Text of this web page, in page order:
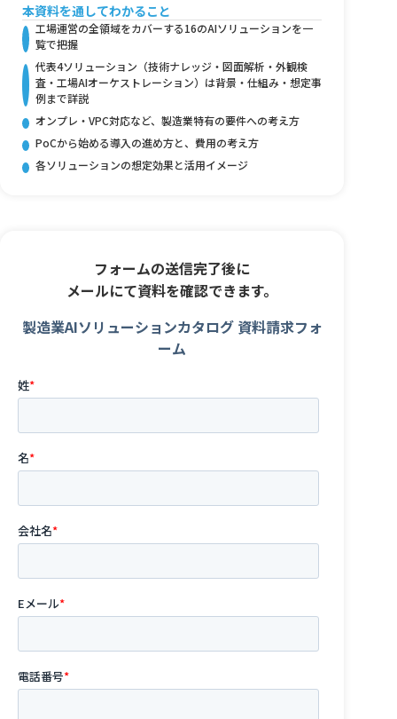
本資料を通してわかること
工場運営の全領域をカバーする16のAIソリューションを一
覧で把握
代表4ソリューション（技術ナレッジ・図面解析・外観検
査・工場AIオーケストレーション）は背景・仕組み・想定事
例まで詳説
オンプレ・VPC対応など、製造業特有の要件への考え方
PoCから始める導入の進め方と、費用の考え方
各ソリューションの想定効果と活用イメージ
フォームの送信完了後に
メールにて資料を確認できます。